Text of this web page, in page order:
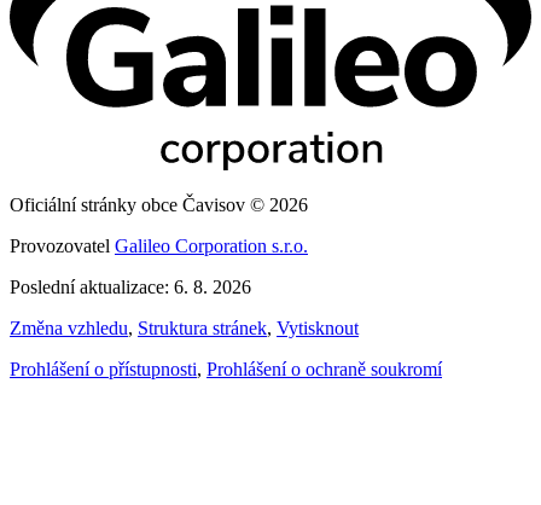
Oficiální stránky obce Čavisov © 2026
Provozovatel Galileo Corporation s.r.o.
Poslední aktualizace: 6. 8. 2026
Změna vzhledu, Struktura stránek, Vytisknout
Prohlášení o přístupnosti, Prohlášení o ochraně soukromí